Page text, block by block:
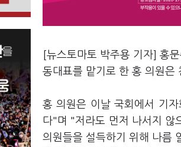
[뉴스토마토 박주용 기자] 홍
동대표를 맡기로 한 홍 의원은
홍 의원은 이날 국회에서 기
다"며 "저라도 먼저 나서지 않
의원들을 설득하기 위해 나름